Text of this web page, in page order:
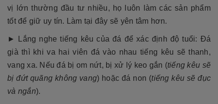
vị lớn thường đầu tư nhiều, họ luôn làm các sản phẩm
tốt để giữ uy tín. Làm tại đây sẽ yên tâm hơn.
► Lắng nghe tiếng kêu của đá để xác định độ tuổi: Đá
già thì khi va hai viên đá vào nhau tiếng kêu sẽ thanh,
vang xa. Nếu đá bị om nứt, bị xử lý keo gắn (tiếng kêu sẽ
bị đứt quãng không vang) hoặc đá non (tiếng kêu sẽ đục
và ngắn).